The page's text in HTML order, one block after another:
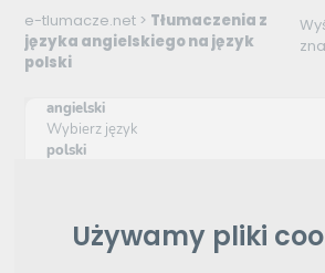
Używamy pliki
e-tlumacze.net > Tłumaczenia z
języka angielskiego na język
polski
angielski
Wybierz język
polski